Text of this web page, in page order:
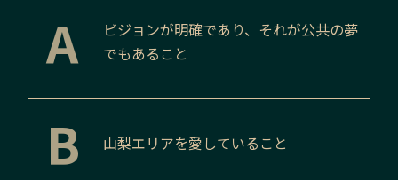
A
ビジョンが明確であり、それが公共の夢
でもあること
B 山梨エリアを愛していること